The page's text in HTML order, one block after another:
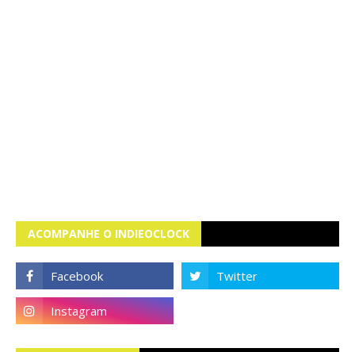
ACOMPANHE O INDIEOCLOCK